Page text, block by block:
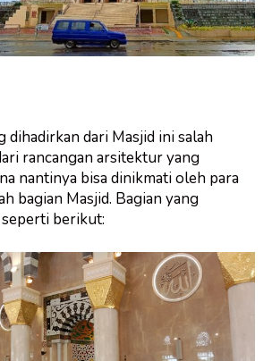
dihadirkan dari Masjid ini salah
rancangan arsitektur yang
nantinya bisa dinikmati oleh para
bagian Masjid. Bagian yang
berikut: